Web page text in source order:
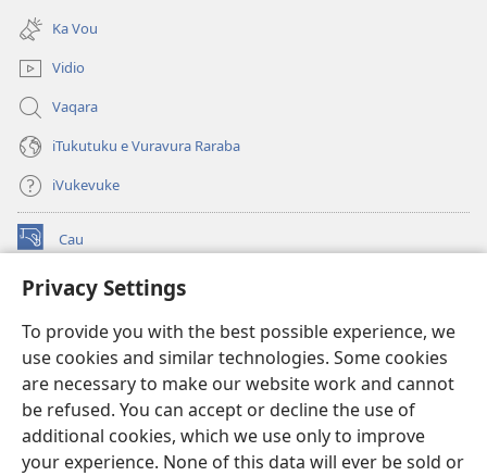
Privacy Settings
To provide you with the best possible experience, we
use cookies and similar technologies. Some cookies
are necessary to make our website work and cannot
be refused. You can accept or decline the use of
additional cookies, which we use only to improve
your experience. None of this data will ever be sold or
new
window)
Ka Vou
Vidio
Vaqara
iTukutuku e Vuravura Raraba
iVukevuke
Cau
(opens
window)Watchtower LAIBRI ENA INTERNET™
new
window)JW Hub ®
(opens
new
window)
®
Watchtower Library